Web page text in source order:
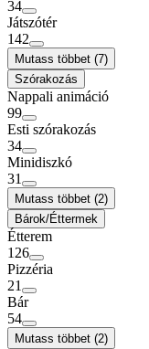
34
Játszótér
142
Mutass többet (7)
Szórakozás
Nappali animáció
99
Esti szórakozás
34
Minidiszkó
31
Mutass többet (2)
Bárok/Éttermek
Étterem
126
Pizzéria
21
Bár
54
Mutass többet (2)